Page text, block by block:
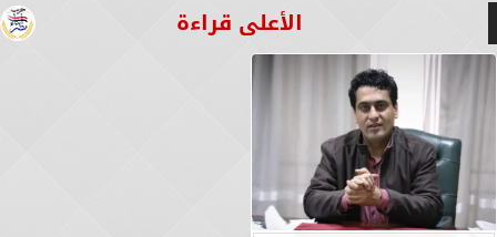
الأعلى قراءة